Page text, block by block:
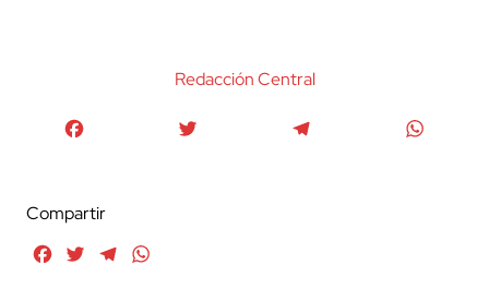
Redacción Central
Compartir
FacebookTwitterTelegram